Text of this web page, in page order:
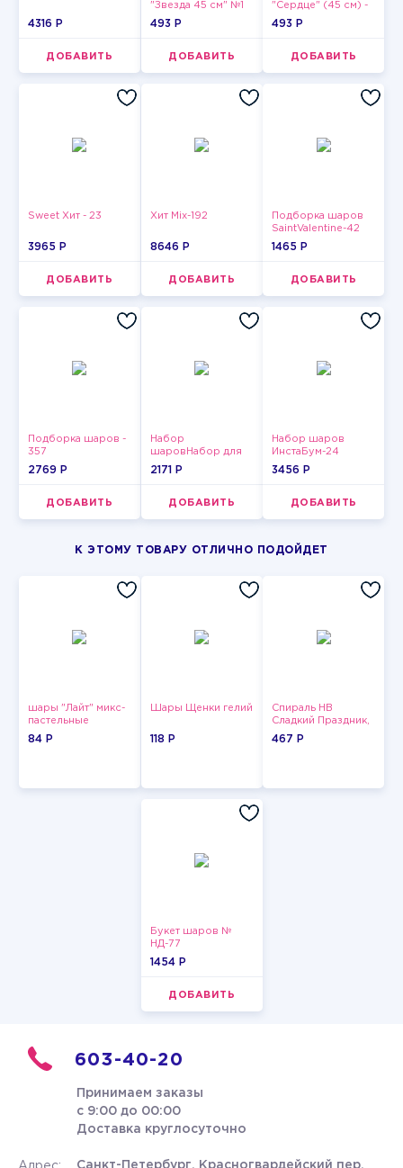
4316 P
ДОБАВИТЬ
"Звезда 45 см" №1
493 P
ДОБАВИТЬ
"Сердце" (45 см) -
2
493 P
ДОБАВИТЬ
Sweet Хит - 23
3965 P
ДОБАВИТЬ
Хит Mix-192
8646 P
ДОБАВИТЬ
Подборка шаров
SaintValentine-42
1465 P
ДОБАВИТЬ
Подборка шаров -
357
2769 P
ДОБАВИТЬ
Набор
шаровНабор для
мужчин-15
2171 P
ДОБАВИТЬ
Набор шаров
ИнстаБум-24
3456 P
ДОБАВИТЬ
К ЭТОМУ ТОВАРУ ОТЛИЧНО ПОДОЙДЕТ
шары "Лайт" микс-
пастельные
84 P
Шары Щенки гелий
118 P
Спираль HB
Сладкий Праздник,
12 шт.
467 P
Букет шаров №
НД-77
1454 P
ДОБАВИТЬ
603-40-20
Принимаем заказы
с 9:00 до 00:00
Доставка круглосуточно
Санкт-Петербург, Красногвардейский пер.